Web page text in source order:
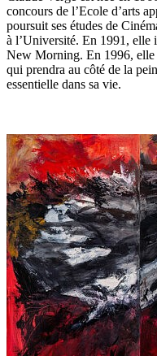
concours de l’Ecole d’arts
poursuit ses études de
à l’Université. En 1991, elle
New Morning. En 1996, elle
qui prendra au côté de la
essentielle dans sa vie.